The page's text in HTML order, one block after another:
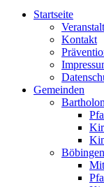
Startseite
Kontakt
Gemeinden
Böbingen